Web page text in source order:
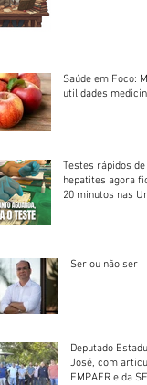
Saúde em Foco:
utilidades
Testes rápidos
hepatites agora
20 minutos nas
Ser ou não ser
Deputado
José, com
EMPAER e da